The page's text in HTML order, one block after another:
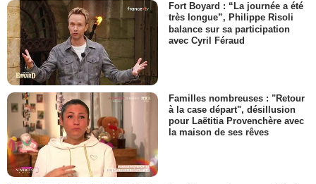
Fort Boyard : “La journée a été
très longue”, Philippe Risoli
balance sur sa participation
avec Cyril Féraud
Familles nombreuses : "Retour
à la case départ", désillusion
pour Laëtitia Provenchère avec
la maison de ses rêves